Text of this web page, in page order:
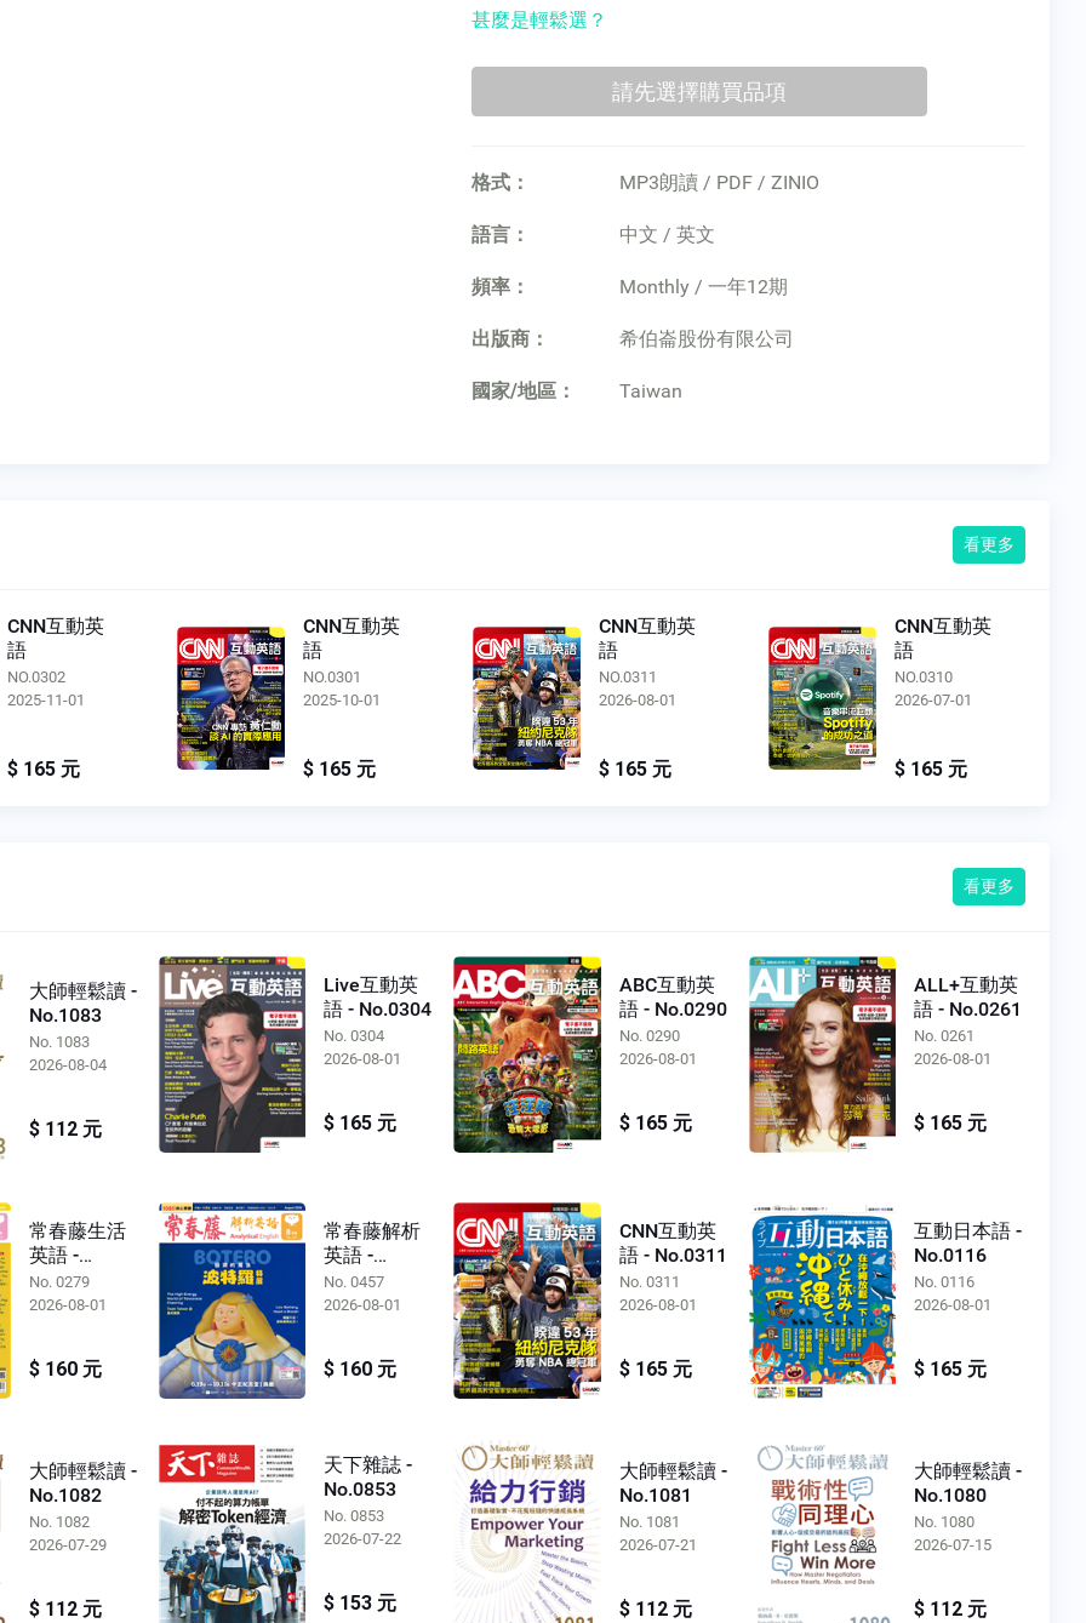
甚麼是輕鬆選？
格式： MP3朗讀 / PDF / ZINIO
語言： 中文 / 英文
頻率： Monthly / 一年12期
出版商： 希伯崙股份有限公司
國家/地區： Taiwan
看更多
CNN互動英
語
NO.0302
2025-11-01
$ 165 元
CNN互動英
語
NO.0301
2025-10-01
$ 165 元
CNN互動英
語
NO.0311
2026-08-01
$ 165 元
CNN互動英
語
NO.0310
2026-07-01
$ 165 元
看更多
大師輕鬆讀 -
No.1083
No. 1083
2026-08-04
$ 112 元
Live互動英
語 - No.0304
No. 0304
2026-08-01
$ 165 元
ABC互動英
語 - No.0290
No. 0290
2026-08-01
$ 165 元
ALL+互動英
語 - No.0261
No. 0261
2026-08-01
$ 165 元
常春藤生活
英語 -
No.0279
No. 0279
2026-08-01
$ 160 元
常春藤解析
英語 -
No.0457
No. 0457
2026-08-01
$ 160 元
CNN互動英
語 - No.0311
No. 0311
2026-08-01
$ 165 元
互動日本語 -
No.0116
No. 0116
2026-08-01
$ 165 元
大師輕鬆讀 -
No.1082
No. 1082
2026-07-29
$ 112 元
天下雜誌 -
No.0853
No. 0853
2026-07-22
$ 153 元
大師輕鬆讀 -
No.1081
No. 1081
2026-07-21
$ 112 元
大師輕鬆讀 -
No.1080
No. 1080
2026-07-15
$ 112 元